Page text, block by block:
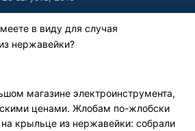
в виду для случая
нержавейки?
магазине электроинструмента,
ценами. Жлобам по-жлобски
крыльце из нержавейки: собрали